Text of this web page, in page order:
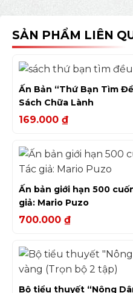
SẢN PHẨM LIÊN
Ấn Bản “Thứ Bạn Tìm
Sách Chữa Lành
169.000 ₫
Ấn bản giới hạn 500
giả: Mario Puzo
700.000 ₫
Bộ tiểu thuyết “Nông